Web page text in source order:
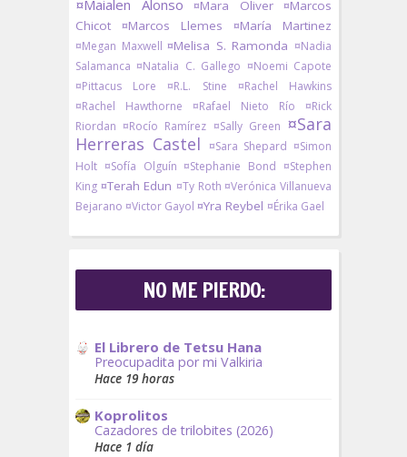
¤Maialen Alonso ¤Mara Oliver
¤Marcos
Chicot
¤Marcos Llemes ¤María Martinez
¤Megan Maxwell ¤Melisa S. Ramonda ¤Nadia
Salamanca ¤Natalia C. Gallego ¤Noemi Capote
¤Pittacus Lore
¤R.L. Stine
¤Rachel Hawkins
¤Rachel Hawthorne
¤Rafael Nieto Río
¤Rick
Riordan ¤Rocío Ramírez ¤Sally Green ¤Sara
Herreras Castel
¤Sara Shepard ¤Simon
Holt ¤Sofía Olguín ¤Stephanie Bond ¤Stephen
King ¤Terah Edun ¤Ty Roth ¤Verónica Villanueva
Bejarano ¤Victor Gayol ¤Yra Reybel ¤Érika Gael
NO ME PIERDO:
El Librero de Tetsu Hana
Preocupadita por mi Valkiria
Hace 19 horas
Koprolitos
Cazadores de trilobites (2026)
Hace 1 día